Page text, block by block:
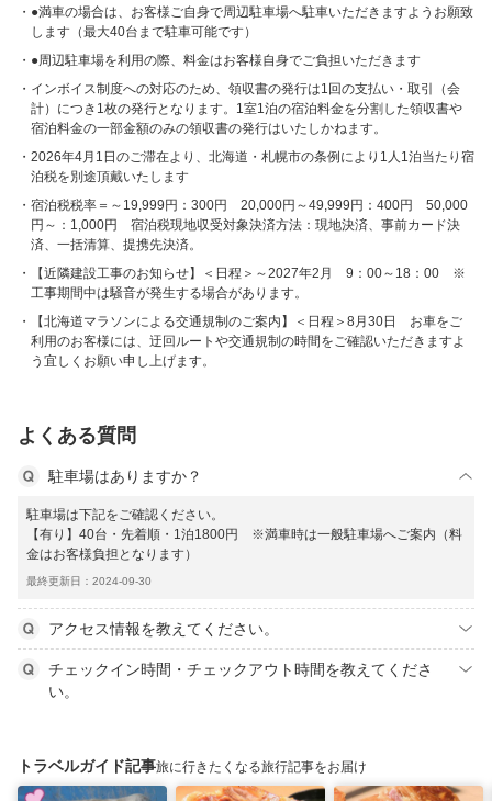
●満車の場合は、お客様ご自身で周辺駐車場へ駐車いただきますようお願致
します（最大40台まで駐車可能です）
●周辺駐車場を利用の際、料金はお客様自身でご負担いただきます
インボイス制度への対応のため、領収書の発行は1回の支払い・取引（会
計）につき1枚の発行となります。1室1泊の宿泊料金を分割した領収書や
宿泊料金の一部金額のみの領収書の発行はいたしかねます。
2026年4月1日のご滞在より、北海道・札幌市の条例により1人1泊当たり宿
泊税を別途頂戴いたします
宿泊税税率＝～19,999円：300円 20,000円～49,999円：400円 50,000
円～：1,000円 宿泊税現地収受対象決済方法：現地決済、事前カード決
済、一括清算、提携先決済。
【近隣建設工事のお知らせ】＜日程＞～2027年2月 9：00～18：00 ※
工事期間中は騒音が発生する場合があります。
【北海道マラソンによる交通規制のご案内】＜日程＞8月30日 お車をご
利用のお客様には、迂回ルートや交通規制の時間をご確認いただきますよ
う宜しくお願い申し上げます。
よくある質問
駐車場はありますか？
駐車場は下記をご確認ください。
【有り】40台・先着順・1泊1800円 ※満車時は一般駐車場へご案内（料
金はお客様負担となります）
最終更新日：2024-09-30
アクセス情報を教えてください。
チェックイン時間・チェックアウト時間を教えてくださ
い。
トラベルガイド記事旅に行きたくなる旅行記事をお届け